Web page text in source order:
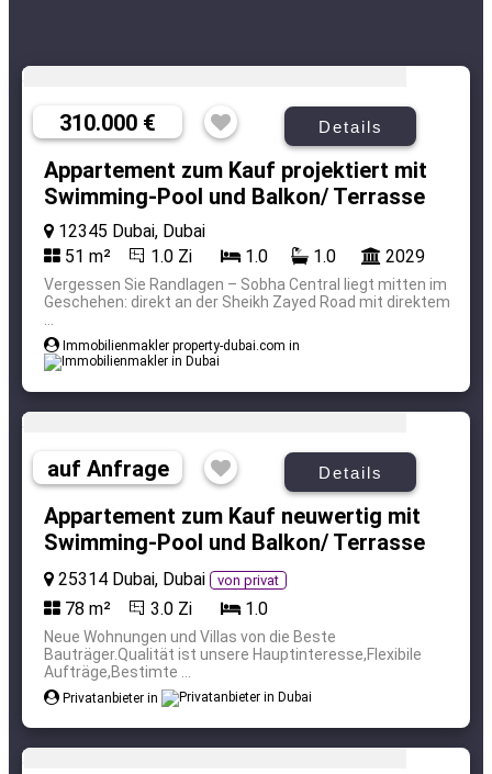
310.000 € Details
Appartement zum Kauf projektiert mit
Swimming-Pool und Balkon/ Terrasse
12345 Dubai, Dubai
51 m²
1.0 Zi 1.0 1.0 2029
Vergessen Sie Randlagen – Sobha Central liegt mitten im
Geschehen: direkt an der Sheikh Zayed Road mit direktem
Immobilienmakler property-dubai.com in
auf Anfrage Details
Appartement zum Kauf neuwertig mit
Swimming-Pool und Balkon/ Terrasse
25314 Dubai, Dubai von privat
78 m² 3.0 Zi 1.0
Neue Wohnungen und Villas von die Beste
Bauträger.Qualität ist unsere Hauptinteresse,Flexibile
Aufträge,Bestimte ...
Privatanbieter in